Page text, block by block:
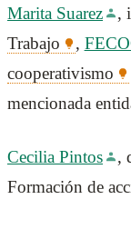
Marita Suarez ,
Trabajo
,
cooperativismo
mencionada
Cecilia Pintos
,
Formación de